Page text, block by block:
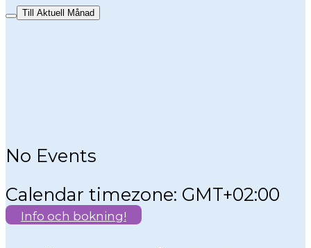
Till Aktuell Månad
No Events
Calendar timezone: GMT+02:00
Info och bokning!